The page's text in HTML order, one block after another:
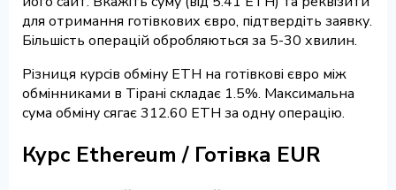
для отримання готівкових євро, підтвердіть заявку.
Більшість операцій обробляються за 5-30 хвилин.
Різниця курсів обміну ETH на готівкові євро між
обмінниками в Тірані складає 1.5%. Максимальна
сума обміну сягає 312.60 ETH за одну операцію.
Курс Ethereum / Готівка EUR